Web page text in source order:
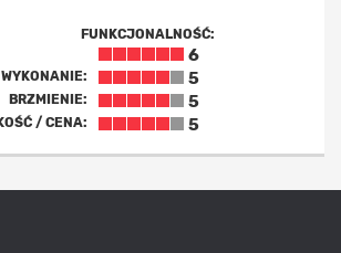
FUNKCJONALNOŚĆ:
6
WYKONANIE: 5
BRZMIENIE: 5
/ CENA: 5